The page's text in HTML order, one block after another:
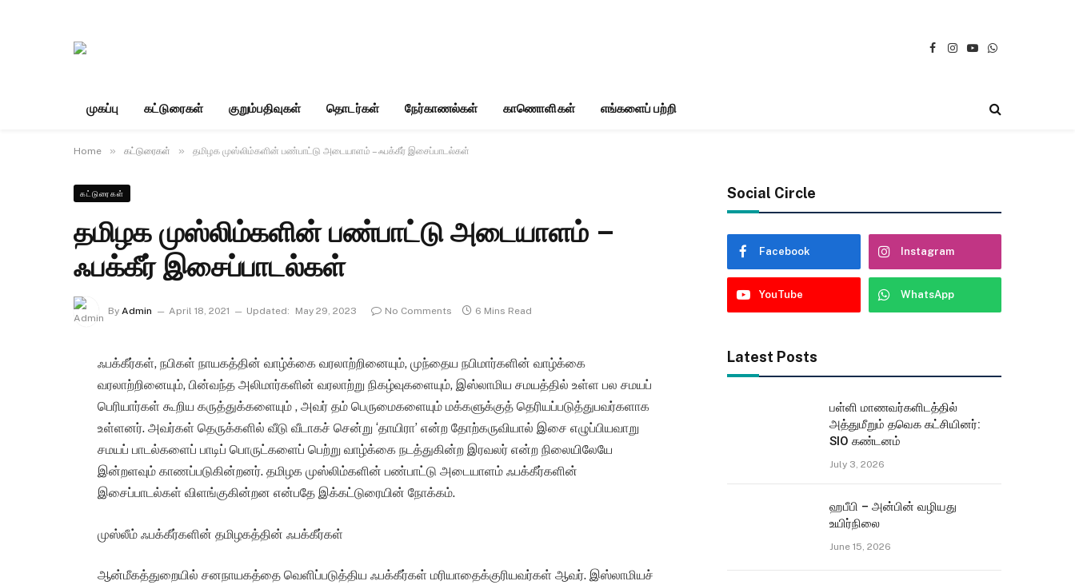
Facebook
Instagram
YouTubeWhatsApp
முகப்பு கட்டுரைகள் குறும்பதிவுகள் தொடர்கள் நேர்காணல்கள் காணொளிகள் எங்களைப் பற்றி
Home » கட்டுரைகள் » தமிழக முஸ்லிம்களின் பண்பாட்டு அடையாளம் – ஃபக்கீர் இசைப்பாடல்கள்
கட்டுரைகள்
தமிழக முஸ்லிம்களின் பண்பாட்டு அடையாளம் –
ஃபக்கீர் இசைப்பாடல்கள்
By Admin April 18, 2021 Updated: May 29, 2023 No Comments 6 Mins Read
ஃபக்கீர்கள், நபிகள் நாயகத்தின் வாழ்க்கை வரலாற்றினையும், முந்தைய நபிமார்களின் வாழ்க்கை
வரலாற்றினையும், பின்வந்த அலிமார்களின் வரலாற்று நிகழ்வுகளையும், இஸ்லாமிய சமயத்தில் உள்ள பல சமயப்
பெரியார்கள் கூறிய கருத்துக்களையும் , அவர் தம் பெருமைகளையும் மக்களுக்குத் தெரியப்படுத்துபவர்களாக
உள்ளனர். அவர்கள் தெருக்களில் வீடு வீடாகச் சென்று ‘தாயிரா’ என்ற தோற்கருவியால் இசை எழுப்பியவாறு
சமயப் பாடல்களைப் பாடிப் பொருட்களைப் பெற்று வாழ்க்கை நடத்துகின்ற இரவலர் என்ற நிலையிலேயே
இன்றளவும் காணப்படுகின்றனர். தமிழக முஸ்லிம்களின் பண்பாட்டு அடையாளம் ஃபக்கீர்களின்
இசைப்பாடல்கள் விளங்குகின்றன என்பதே இக்கட்டுரையின் நோக்கம்.
முஸ்லீம் ஃபக்கீர்களின் தமிழகத்தின் ஃபக்கீர்கள்
ஆன்மீகத்துறையில் சனநாயகத்தை வெளிப்படுத்திய ஃபக்கீர்கள் மரியாதைக்குரியவர்கள் ஆவர். இஸ்லாமியச்
Social Circle
Facebook Instagram
YouTube WhatsApp
Latest Posts
பள்ளி மாணவர்களிடத்தில்
அத்துமீறும் தவெக கட்சியினர்:
SIO கண்டனம்
July 3, 2026
ஹபீபி – அன்பின் வழியது
உயிர்நிலை
June 15, 2026